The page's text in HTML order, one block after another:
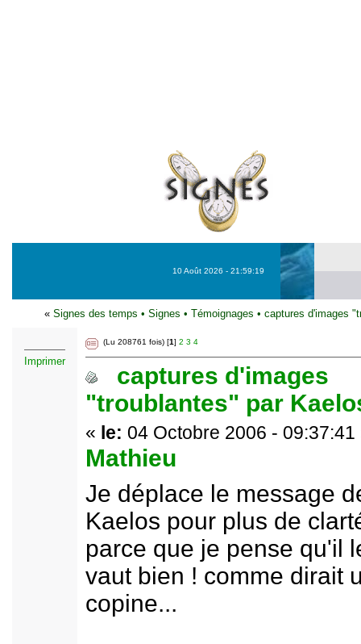
10 Août 2026 - 21:59:19
« Signes des temps • Signes • Témoignages • captures d'images
Imprimer
(Lu 208761 fois) [1] 2 3 4
captures d'images
"troublantes" par
« le: 04 Octobre 2006 - 09:37:41
Mathieu
Je déplace le message
Kaelos pour plus de
parce que je pense qu'il
vaut bien ! comme dirait
copine...